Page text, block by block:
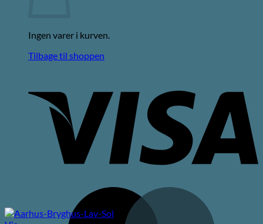
Ingen varer i kurven.
Tilbage til shoppen